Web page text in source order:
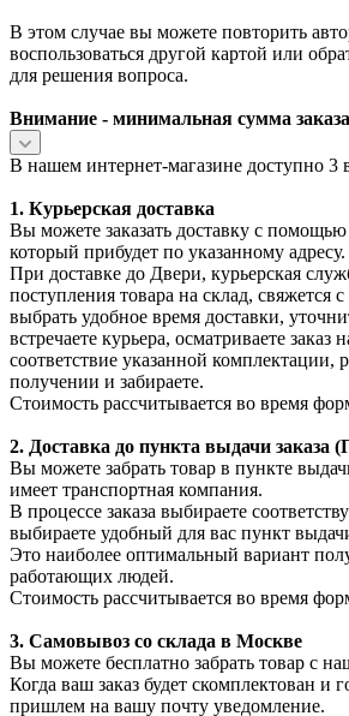
В этом случае вы можете повторить
воспользоваться другой картой или
для решения вопроса.
Внимание - минимальная сумма
В нашем интернет-магазине доступно 3
1. Курьерская доставка
Вы можете заказать доставку с
который прибудет по указанному адресу.
При доставке до Двери, курьерская
поступления товара на склад, свяжется
выбрать удобное время доставки,
встречаете курьера, осматриваете заказ
соответствие указанной комплектации,
получении и забираете.
Стоимость рассчитывается во время
2. Доставка до пункта выдачи заказа
Вы можете забрать товар в пункте
имеет транспортная компания.
В процессе заказа выбираете
выбираете удобный для вас пункт
Это наиболее оптимальный вариант
работающих людей.
Стоимость рассчитывается во время
3. Самовывоз со склада в Москве
Вы можете бесплатно забрать товар с
Когда ваш заказ будет скомплектован и
пришлем на вашу почту уведомление.